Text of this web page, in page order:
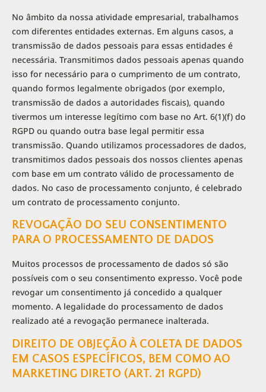
No âmbito da nossa atividade empresarial, trabalhamos
com diferentes entidades externas. Em alguns casos, a
transmissão de dados pessoais para essas entidades é
necessária. Transmitimos dados pessoais apenas quando
isso for necessário para o cumprimento de um contrato,
quando formos legalmente obrigados (por exemplo,
transmissão de dados a autoridades fiscais), quando
tivermos um interesse legítimo com base no Art. 6(1)(f) do
RGPD ou quando outra base legal permitir essa
transmissão. Quando utilizamos processadores de dados,
transmitimos dados pessoais dos nossos clientes apenas
com base em um contrato válido de processamento de
dados. No caso de processamento conjunto, é celebrado
um contrato de processamento conjunto.
REVOGAÇÃO DO SEU CONSENTIMENTO
PARA O PROCESSAMENTO DE DADOS
Muitos processos de processamento de dados só são
possíveis com o seu consentimento expresso. Você pode
revogar um consentimento já concedido a qualquer
momento. A legalidade do processamento de dados
realizado até a revogação permanece inalterada.
DIREITO DE OBJEÇÃO À COLETA DE DADOS
EM CASOS ESPECÍFICOS, BEM COMO AO
MARKETING DIRETO (ART. 21 RGPD)